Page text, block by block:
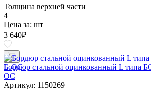
Толщина верхней части
4
Цена за: шт
3 640₽
Бордюр стальной оцинкованный L типа
ОС
Артикул: 1150269